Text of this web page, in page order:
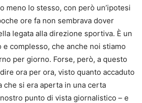
meno lo stesso, con però un’ipotesi
ore fa non sembrava dover
legata alla direzione sportiva. È un
complesso, che anche noi stiamo
per giorno. Forse, però, a questo
ora per ora, visto quanto accaduto
che si era aperta in una certa
punto di vista giornalistico – e